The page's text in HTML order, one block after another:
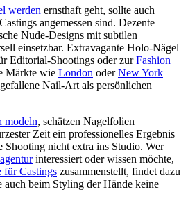
werden ernsthaft geht, sollte auch
angemessen sind. Dezente
Nude-Designs mit subtilen
einsetzbar. Extravagante Holo-Nägel
Editorial-Shootings oder zurFashion
Märkte wie London oderNew York
Nail-Art als persönlichen
modeln, schätzen Nagelfolien
Zeit ein professionelles Ergebnis
Shooting nicht extra ins Studio. Wer
interessiert oder wissen möchte,
für Castings zusammenstellt, findet dazu
beim Styling der Hände keine